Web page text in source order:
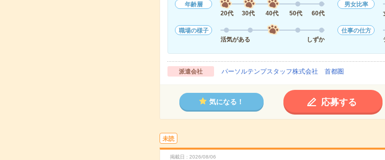
年齢層
20代
30代 40代 50代 60代
男女比率
職場の様子
活気がある
しずか
仕事の仕方
派遣会社 パーソルテンプスタッフ株式会社 首都圏
気になる！ 応募する
未読
掲載日 2026/08/06